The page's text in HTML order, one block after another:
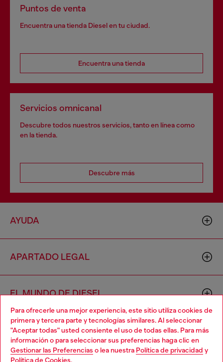
Para ofrecerle una mejor experiencia, este sitio utiliza cookies de
primera y tercera parte y tecnologías similares. Al seleccionar
"Aceptar todas" usted consiente el uso de todas ellas. Para más
información o para seleccionar sus preferencias haga clic en
Gestionar las Preferencias o lea nuestra Política de privacidad y
Política de Cookies.
Puntos de venta
Encuentra una tienda Diesel en tu ciudad.
Encuentra una tienda
Servicios omnicanal
Descubre todos nuestros servicios, tanto en línea como
en la tienda.
Descubre más
AYUDA
APARTADO LEGAL
EL MUNDO DE DIESEL
CORPORATIVO
Choose your location
You are currently browsing México website, but it seems you